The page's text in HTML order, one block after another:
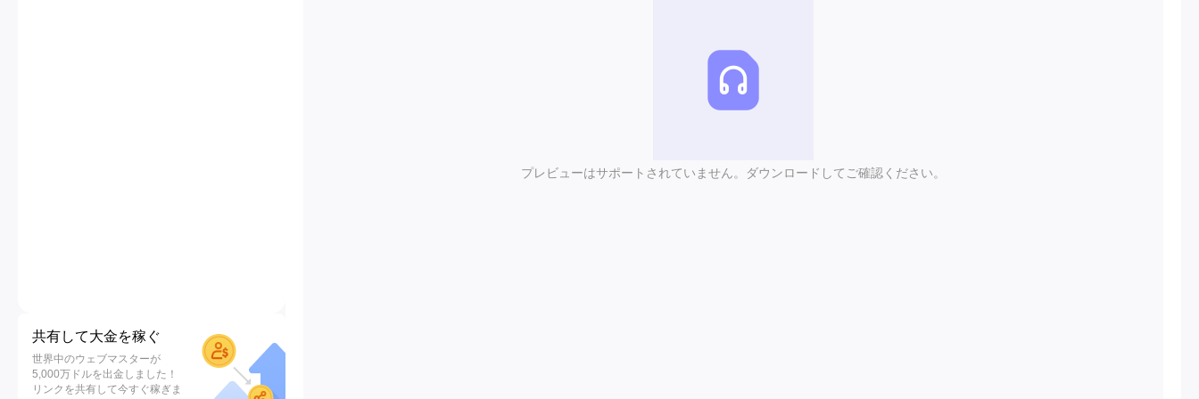
共有して大金を稼ぐ
世界中のウェブマスターが
5,000万ドルを出金しました！
リンクを共有して今すぐ稼ぎま
プレビューはサポートされていません。ダウンロードしてご確認ください。